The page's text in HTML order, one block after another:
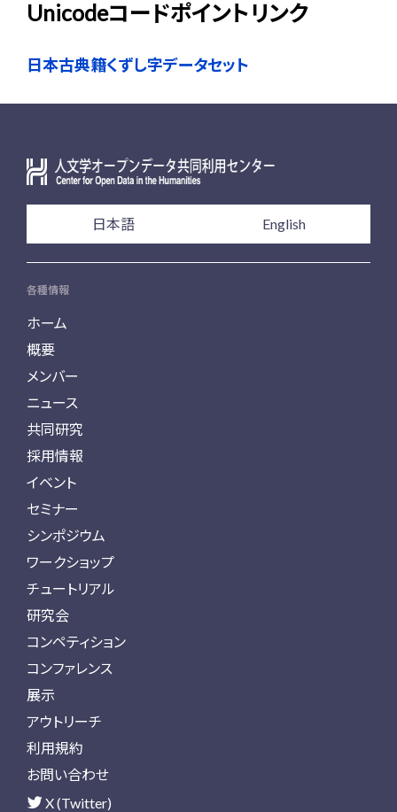
Unicodeコードポイントリンク
日本古典籍くずし字データセット
日本語 English
各種情報
ホーム
概要
メンバー
ニュース
共同研究
採用情報
イベント
セミナー
シンポジウム
ワークショップ
チュートリアル
研究会
コンペティション
コンファレンス
展示
アウトリーチ
利用規約
お問い合わせ
X (Twitter)